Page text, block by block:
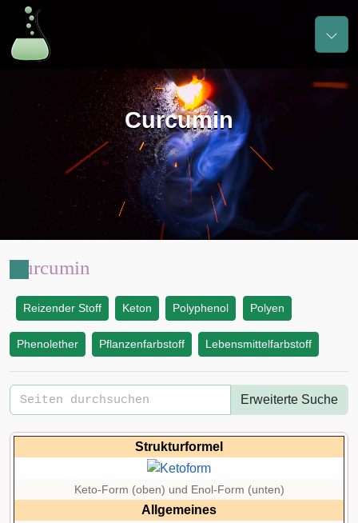
Curcumin
Curcumin
Reizender Stoff Keton Polyphenol Polyen
Phenolether Pflanzenfarbstoff Lebensmittelfarbstoff
Erweiterte Suche
Strukturformel
Keto-Form (oben) und Enol-Form (unten)
Allgemeines